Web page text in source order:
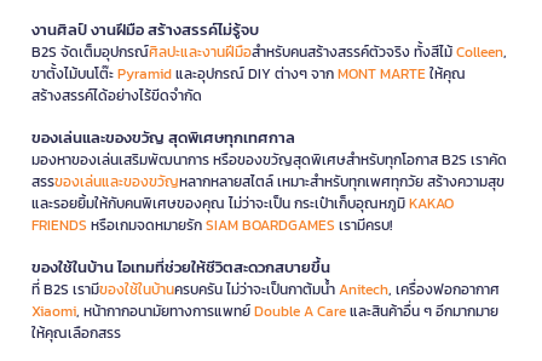
งานศิลป์ งานฝีมือ สร้างสรรค์ไม่รู้จบ
B2S จัดเต็มอุปกรณ์ศิลปะและงานฝีมือสำหรับคนสร้างสรรค์ตัวจริง ทั้งสีไม้Colleen,
ขาตั้งไม้บนโต๊ะPyramidและอุปกรณ์ DIY ต่างๆ จากMONT MARTEให้คุณ
สร้างสรรค์ได้อย่างไร้ขีดจำกัด
ของเล่นและของขวัญ สุดพิเศษทุกเทศกาล
มองหาของเล่นเสริมพัฒนาการ หรือของขวัญสุดพิเศษสำหรับทุกโอกาส B2S เราคัด
สรรของเล่นและของขวัญหลากหลายสไตล์ เหมาะสำหรับทุกเพศทุกวัย สร้างความสุข
และรอยยิ้มให้กับคนพิเศษของคุณ ไม่ว่าจะเป็น กระเป๋าเก็บอุณหภูมิKAKAO
FRIENDS หรือเกมจดหมายรักSIAM BOARDGAMES เรามีครบ!
ของใช้ในบ้าน ไอเทมที่ช่วยให้ชีวิตสะดวกสบายขึ้น
ที่ B2S เรามีของใช้ในบ้านครบครัน ไม่ว่าจะเป็นกาต้มน้ำAnitech, เครื่องฟอกอากาศ
Xiaomi, หน้ากากอนามัยทางการแพทย์Double A Careและสินค้าอื่น ๆ อีกมากมาย
ให้คุณเลือกสรร